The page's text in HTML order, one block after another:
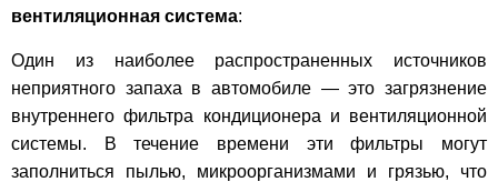
вентиляционная система:
Один из наиболее распространенных источников
неприятного запаха в автомобиле — это загрязнение
внутреннего фильтра кондиционера и вентиляционной
системы. В течение времени эти фильтры могут
заполниться пылью, микроорганизмами и грязью, что